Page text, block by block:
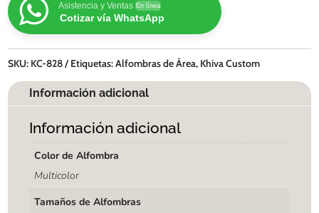
Asistencia y Ventas En línea
Cotizar vía WhatsApp
SKU: KC-828 Etiquetas:Alfombras de Área, Khiva Custom
Información adicional
Información adicional
Color de Alfombra
Multicolor
Tamaños de Alfombras